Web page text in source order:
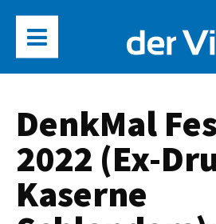
DenkMal
2022 (Ex-
Kaserne